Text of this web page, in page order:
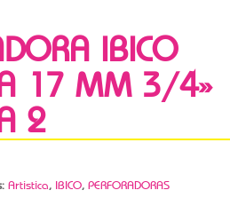
IBICO
17 MM 3/4»
2
Artistica, IBICO, PERFORADORAS